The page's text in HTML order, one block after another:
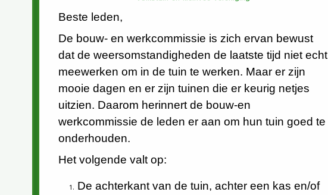
Beste leden,
De bouw- en werkcommissie is zich ervan bewust
dat de weersomstandigheden de laatste tijd niet echt
meewerken om in de tuin te werken. Maar er zijn
mooie dagen en er zijn tuinen die er keurig netjes
uitzien. Daarom herinnert de bouw-en
werkcommissie de leden er aan om hun tuin goed te
onderhouden.
Het volgende valt op:
De achterkant van de tuin, achter een kas en/of